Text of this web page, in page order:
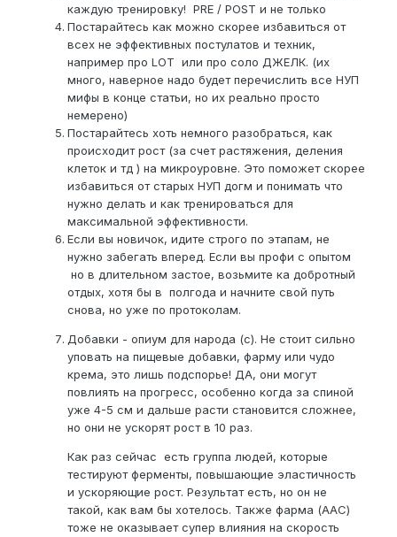
каждую тренировку! PRE / POST и не только
Постарайтесь как можно скорее избавиться от
всех не эффективных постулатов и техник,
например про LOT или про соло ДЖЕЛК. (их
много, наверное надо будет перечислить все НУП
мифы в конце статьи, но их реально просто
немерено)
Постарайтесь хоть немного разобраться, как
происходит рост (за счет растяжения, деления
клеток и тд ) на микроуровне. Это поможет скорее
избавиться от старых НУП догм и понимать что
нужно делать и как тренироваться для
максимальной эффективности.
Если вы новичок, идите строго по этапам, не
нужно забегать вперед. Если вы профи с опытом
но в длительном застое, возьмите ка добротный
отдых, хотя бы в полгода и начните свой путь
снова, но уже по протоколам.
Добавки - опиум для народа (с). Не стоит сильно
уповать на пищевые добавки, фарму или чудо
крема, это лишь подспорье! ДА, они могут
повлиять на прогресс, особенно когда за спиной
уже 4-5 см и дальше расти становится сложнее,
но они не ускорят рост в 10 раз.
Как раз сейчас есть группа людей, которые
тестируют ферменты, повышающие эластичность
и ускоряющие рост. Результат есть, но он не
такой, как вам бы хотелось. Также фарма (ААС)
тоже не оказывает супер влияния на скорость